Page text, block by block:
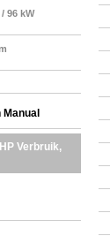
/ 96 kW
Verbruik,